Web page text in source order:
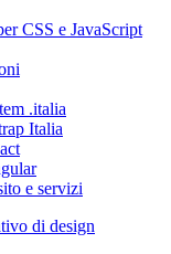
CSS e JavaScript
.italia
Italia
e servizi
di design